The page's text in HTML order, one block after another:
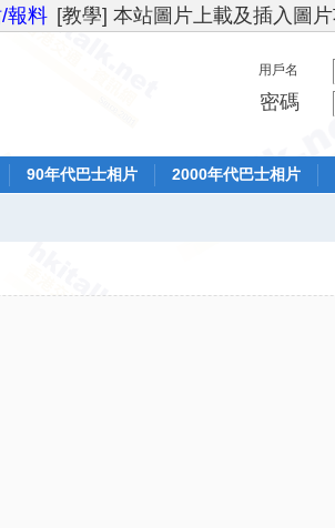
報料 [教學] 本站圖片上載及插入圖
用戶名
密碼
90年代巴士相片 2000年代巴士相片